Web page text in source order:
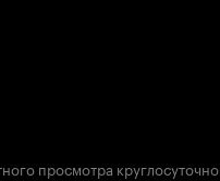
просмотра круглосуточно